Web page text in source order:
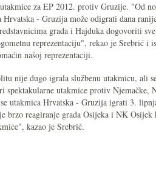
za EP 2012. protiv Gruzije. "Od
- Gruzija može odigrati dana
grada i Hajduka dogovoriti
reprezentaciju", rekao je Srebrić i
našoj reprezentaciji.
nije dugo igrala službenu utakmicu, ali
utakmice protiv Njemačke,
utakmica Hrvatska - Gruzija igrati 3.
brzo reagiranje grada Osijeka i NK Osijek
kazao je Srebrić.